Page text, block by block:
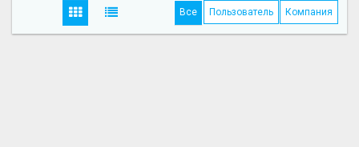
Все Пользователь Компания